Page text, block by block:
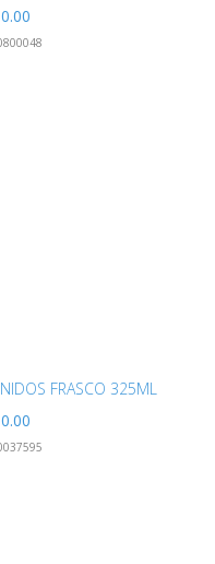
FRASCO 325ML